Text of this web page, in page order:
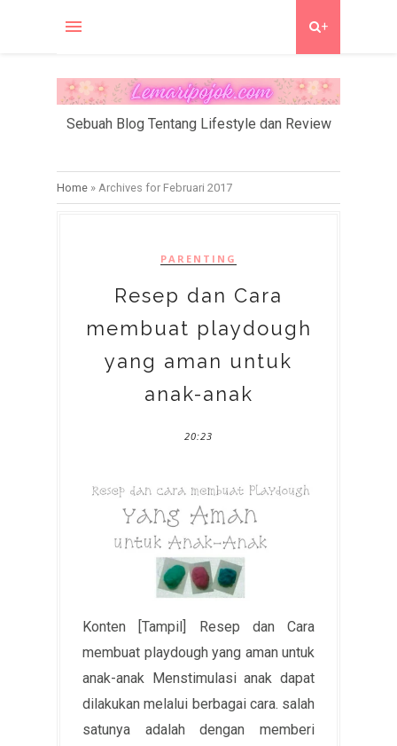
+
Sebuah Blog Tentang Lifestyle dan Review
Home » Archives for Februari 2017
PARENTING
Resep dan Cara
membuat playdough
yang aman untuk
anak-anak
20:23
Konten [Tampil] Resep dan Cara
membuat playdough yang aman untuk
anak-anak Menstimulasi anak dapat
dilakukan melalui berbagai cara. salah
satunya adalah dengan memberi